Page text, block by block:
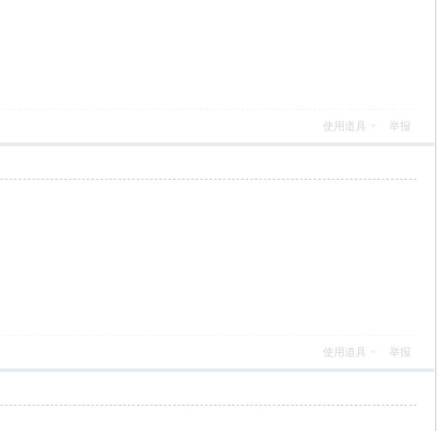
使用道具 举报
使用道具 举报